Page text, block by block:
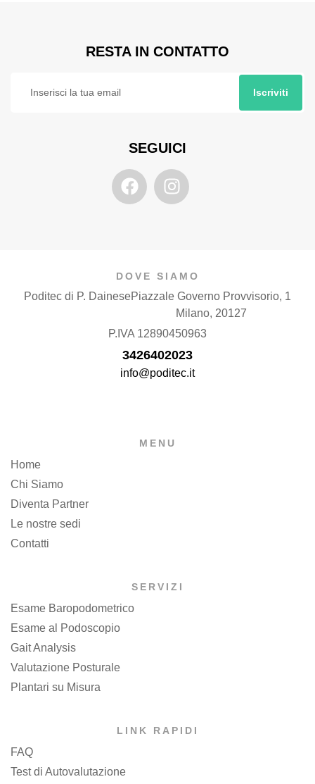
RESTA IN CONTATTO
Iscriviti
SEGUICI
MENU
Home
Chi Siamo
Diventa Partner
Le nostre sedi
Contatti
SERVIZI
Esame Baropodometrico
Esame al Podoscopio
Gait Analysis
Valutazione Posturale
Plantari su Misura
LINK RAPIDI
FAQ
Test di Autovalutazione
DOVE SIAMO
Poditec di P. DainesePiazzale Governo Provvisorio, 1
Milano, 20127
P.IVA 12890450963
3426402023
info@poditec.it